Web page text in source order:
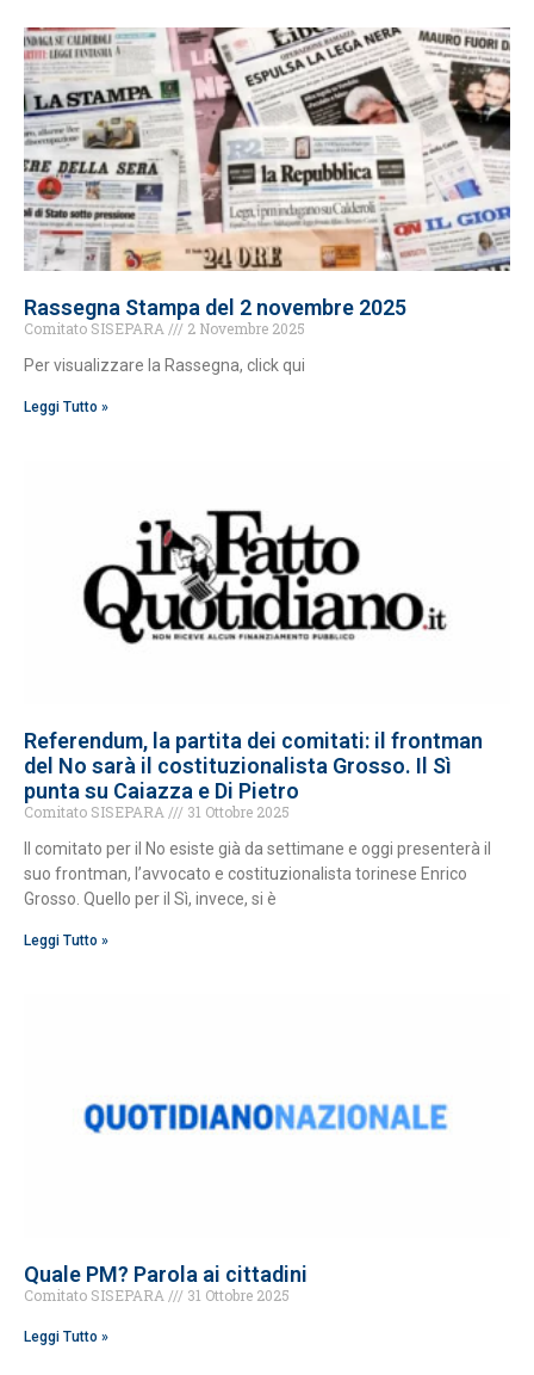
Rassegna Stampa del 2 novembre 2025
Comitato SISEPARA
2 Novembre 2025
Per visualizzare la Rassegna, click qui
Leggi Tutto »
Referendum, la partita dei comitati: il frontman
del No sarà il costituzionalista Grosso. Il Sì
punta su Caiazza e Di Pietro
Comitato SISEPARA
31 Ottobre 2025
Il comitato per il No esiste già da settimane e oggi presenterà il
suo frontman, l’avvocato e costituzionalista torinese Enrico
Grosso. Quello per il Sì, invece, si è
Leggi Tutto »
Quale PM? Parola ai cittadini
Comitato SISEPARA 31 Ottobre 2025
Leggi Tutto »